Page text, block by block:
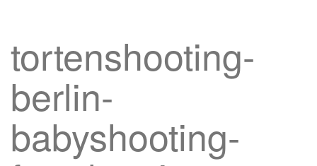
tortenshooting-
berlin-
babyshooting-